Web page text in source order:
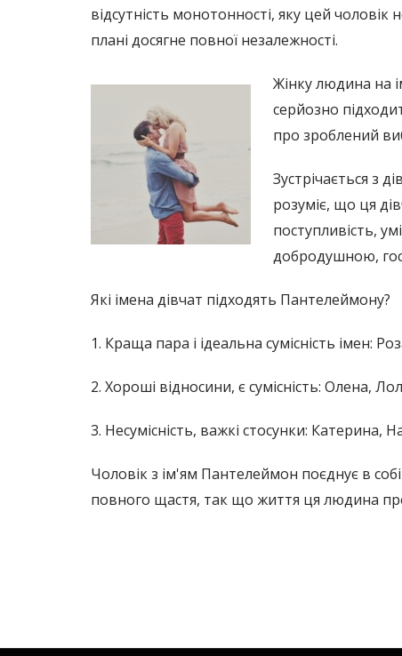
відсутність монотонності, яку цей
плані досягне повної незалежності.
Жінку людина на
серйозно
про зроблений
Зустрічається з
розуміє, що ця
поступливість,
добродушною,
Які імена дівчат підходять Пантелеймону?
1. Краща пара і ідеальна сумісність імен:
2. Хороші відносини, є сумісність: Олена,
3. Несумісність, важкі стосунки: Катерина,
Чоловік з ім'ям Пантелеймон поєднує в
повного щастя, так що життя ця людина